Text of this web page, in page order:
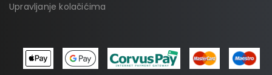
Upravljanje kolačićima